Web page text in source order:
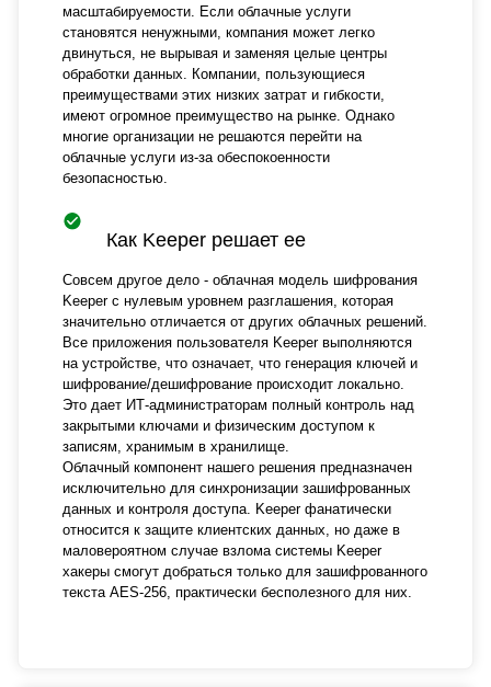
масштабируемости. Если облачные услуги
становятся ненужными, компания может легко
двинуться, не вырывая и заменяя целые центры
обработки данных. Компании, пользующиеся
преимуществами этих низких затрат и гибкости,
имеют огромное преимущество на рынке. Однако
многие организации не решаются перейти на
облачные услуги из-за обеспокоенности
безопасностью.
Как Keeper решает ее
Совсем другое дело - облачная модель шифрования
Keeper с нулевым уровнем разглашения, которая
значительно отличается от других облачных решений.
Все приложения пользователя Keeper выполняются
на устройстве, что означает, что генерация ключей и
шифрование/дешифрование происходит локально.
Это дает ИТ-администраторам полный контроль над
закрытыми ключами и физическим доступом к
записям, хранимым в хранилище.
Облачный компонент нашего решения предназначен
исключительно для синхронизации зашифрованных
данных и контроля доступа. Keeper фанатически
относится к защите клиентских данных, но даже в
маловероятном случае взлома системы Keeper
хакеры смогут добраться только для зашифрованного
текста AES-256, практически бесполезного для них.